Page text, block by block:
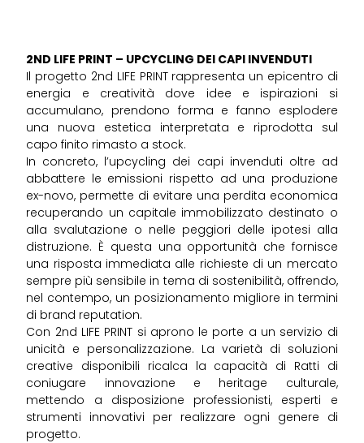
2ND LIFE PRINT – UPCYCLING DEI CAPI INVENDUTI
Il progetto 2nd LIFE PRINT rappresenta un epicentro di
energia e creatività dove idee e ispirazioni si
accumulano, prendono forma e fanno esplodere
una nuova estetica interpretata e riprodotta sul
capo finito rimasto a stock.
In concreto, l’upcycling dei capi invenduti oltre ad
abbattere le emissioni rispetto ad una produzione
ex-novo, permette di evitare una perdita economica
recuperando un capitale immobilizzato destinato o
alla svalutazione o nelle peggiori delle ipotesi alla
distruzione. È questa una opportunità che fornisce
una risposta immediata alle richieste di un mercato
sempre più sensibile in tema di sostenibilità, offrendo,
nel contempo, un posizionamento migliore in termini
di brand reputation.
Con 2nd LIFE PRINT si aprono le porte a un servizio di
unicità e personalizzazione. La varietà di soluzioni
creative disponibili ricalca la capacità di Ratti di
coniugare innovazione e heritage culturale,
mettendo a disposizione professionisti, esperti e
strumenti innovativi per realizzare ogni genere di
progetto.